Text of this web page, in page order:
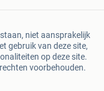
niet aansprakelijk
gebruik van deze site,
op deze site.
voorbehouden.